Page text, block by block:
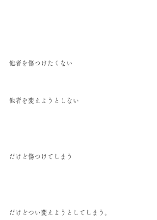
他者を傷つけたくない
他者を変えようとしない
だけど傷つけてしまう
だけどつい変えようとしてしまう。